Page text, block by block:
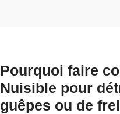
Pourquoi faire
Nuisible pour
guêpes ou de